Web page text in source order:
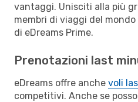
vantaggi. Unisciti alla più
membri di viaggi del
di eDreams Prime.
Prenotazioni last
eDreams offre anche voli
competitivi. Anche se